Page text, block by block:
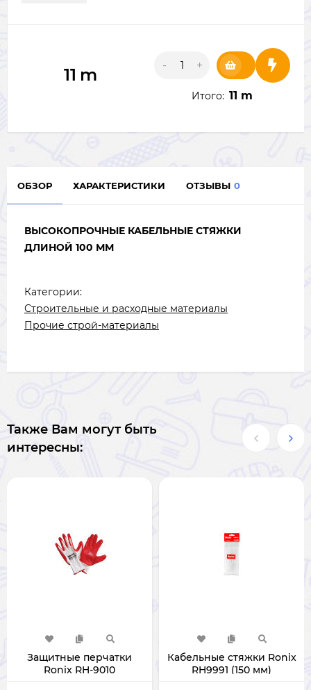
11 m - +
Итого: 11 m
ОБЗОР ХАРАКТЕРИСТИКИ ОТЗЫВЫ 0
ВЫСОКОПРОЧНЫЕ КАБЕЛЬНЫЕ СТЯЖКИ
ДЛИНОЙ 100 ММ
Категории:
Строительные и расходные материалы
Прочие строй-материалы
Также Вам могут быть
интересны:
Защитные перчатки
Ronix RH-9010
Кабельные стяжки Ronix
RH9991 (150 мм)